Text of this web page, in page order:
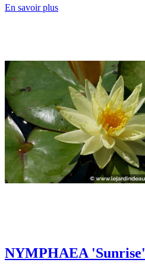
En savoir plus
NYMPHAEA 'Sunrise'